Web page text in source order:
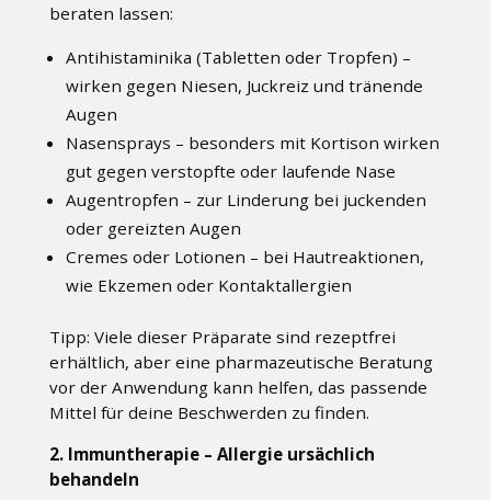
beraten lassen:
Antihistaminika (Tabletten oder Tropfen) –
wirken gegen Niesen, Juckreiz und tränende
Augen
Nasensprays – besonders mit Kortison wirken
gut gegen verstopfte oder laufende Nase
Augentropfen – zur Linderung bei juckenden
oder gereizten Augen
Cremes oder Lotionen – bei Hautreaktionen,
wie Ekzemen oder Kontaktallergien
Tipp: Viele dieser Präparate sind rezeptfrei
erhältlich, aber eine pharmazeutische Beratung
vor der Anwendung kann helfen, das passende
Mittel für deine Beschwerden zu finden.
2. Immuntherapie – Allergie ursächlich
behandeln